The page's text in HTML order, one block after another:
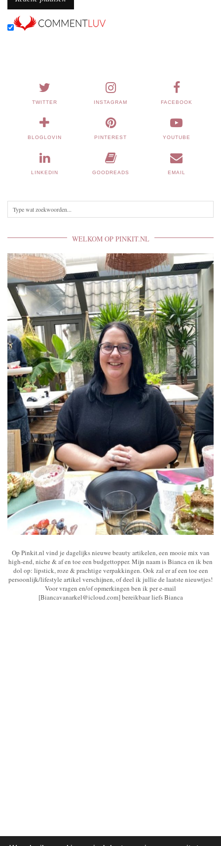
TWITTER INSTAGRAM FACEBOOK
BLOGLOVIN PINTEREST YOUTUBE
LINKEDIN GOODREADS EMAIL
WELKOM OP PINKIT.NL
Op Pinkit.nl vind je dagelijks nieuwe beauty artikelen, een mooie mix van
high-end, niche & af en toe een budgettopper. Mijn naam is Bianca en ik ben
dol op: lipstick, roze & prachtige verpakkingen. Ook zal er af een toe een
persoonlijk/lifestyle artikel verschijnen, of deel ik jullie de laatste nieuwtjes!
Voor vragen en/of opmerkingen ben ik per e-mail
[Biancavanarkel@icloud.com] bereikbaar liefs Bianca